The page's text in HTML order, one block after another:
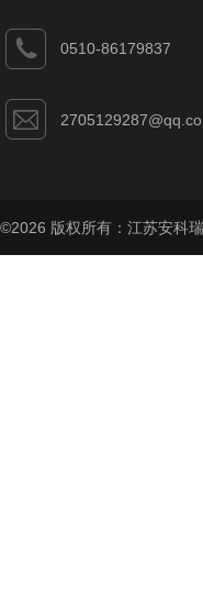
0510-86179837
©2026 版权所有：江苏安科